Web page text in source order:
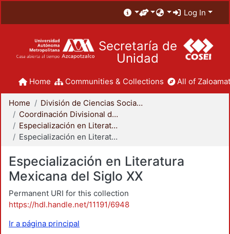
Log In
Secretaría de
Unidad
Home Communities & Collections All of
Home
División de Ciencias Sociales y Humanidades
Coordinación Divisional de Posgrado
Especialización en Literatura Mexicana del Siglo XX
Especialización en Literatura Mexicana del Siglo XX
Especialización en Literatura
Mexicana del Siglo XX
Permanent URI for this collection
https://hdl.handle.net/11191/6948
Ir a página principal